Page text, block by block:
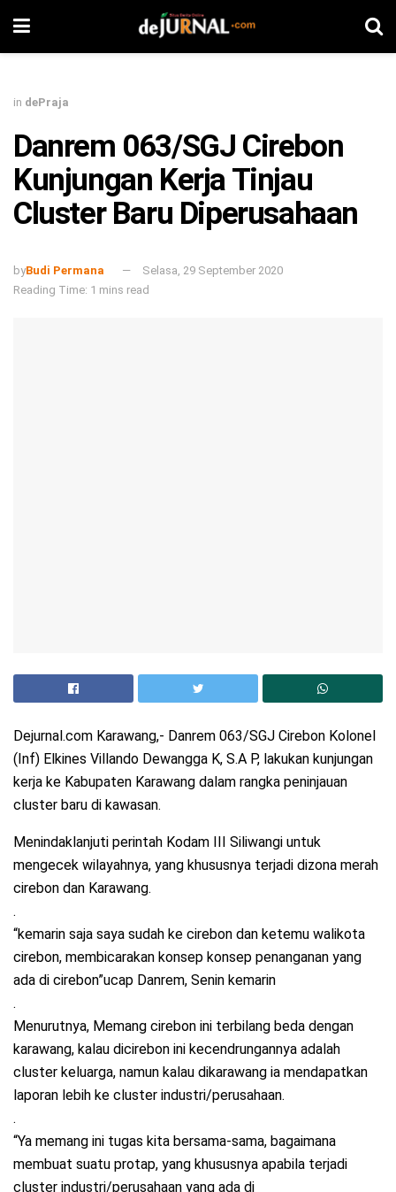
in dePraja
Danrem 063/SGJ Cirebon
Kunjungan Kerja Tinjau
Cluster Baru Diperusahaan
byBudi Permana
Selasa, 29 September 2020
Reading Time: 1 mins read
Dejurnal.com Karawang,- Danrem 063/SGJ Cirebon Kolonel
(Inf) Elkines Villando Dewangga K, S.A P, lakukan kunjungan
kerja ke Kabupaten Karawang dalam rangka peninjauan
cluster baru di kawasan.
Menindaklanjuti perintah Kodam III Siliwangi untuk
mengecek wilayahnya, yang khususnya terjadi dizona merah
cirebon dan Karawang.
.
“kemarin saja saya sudah ke cirebon dan ketemu walikota
cirebon, membicarakan konsep konsep penanganan yang
ada di cirebon”ucap Danrem, Senin kemarin
.
Menurutnya, Memang cirebon ini terbilang beda dengan
karawang, kalau dicirebon ini kecendrungannya adalah
cluster keluarga, namun kalau dikarawang ia mendapatkan
laporan lebih ke cluster industri/perusahaan.
.
“Ya memang ini tugas kita bersama-sama, bagaimana
membuat suatu protap, yang khususnya apabila terjadi
cluster industri/perusahaan yang ada di